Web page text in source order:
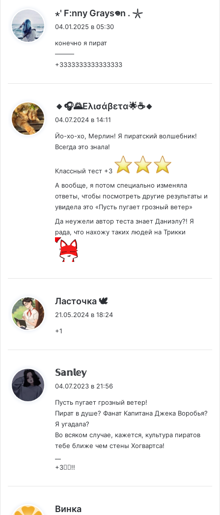
⋆' F:nny Grays𖦹n . 𓇼
04.01.2025 в 05:30
конечно я пират
———
+3333333333333333
🔸🎧🌄Ελισάβετα🌟☕🔸
04.07.2024 в 14:11
Йо-хо-хо, Мерлин! Я пиратский волшебник!
Всегда это знала!
Классный тест +3
А вообще, я потом специально изменяла
ответы, чтобы посмотреть другие результаты и
увидела это «Пусть пугает грозный ветер»
Да неужели автор теста знает Даниэлу?! Я
рада, что нахожу таких людей на Трикки
Ласточка 🕊️
21.05.2024 в 18:24
+1
𝕊𝕒𝕟𝕝𝕖𝕪:
04.07.2023 в 21:56
Пусть пугает грозный ветер!
Пират в душе? Фанат Капитана Джека Воробья?
Я угадала?
Во всяком случае, кажется, культура пиратов
тебе ближе чем стены Хогвартса!
+3🏴‍☠️!!
Винка